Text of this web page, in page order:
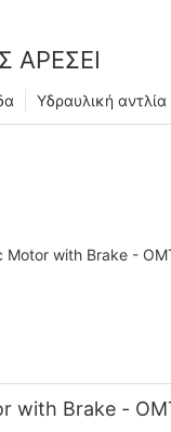
ΑΡΈΣΕΙ
Υδραυλική αντλία
with Brake -